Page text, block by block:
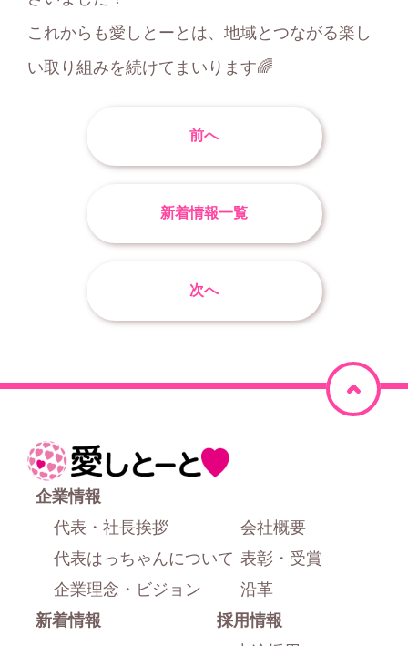
これからも愛しとーとは、地域とつながる楽し
い取り組みを続けてまいります🌈
前へ
新着情報一覧
次へ
ペ
ー
ホ
ー
企業情報
代表・社長挨拶
代表はっちゃんについて
企業理念・ビジョン
会社概要
表彰・受賞
沿革
採用情報
新着情報